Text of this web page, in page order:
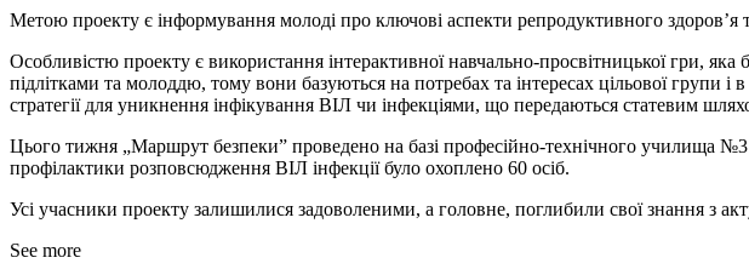
Метою проекту є інформування молоді про ключові аспекти репродуктивного
Особливістю проекту є використання інтерактивної навчально-просвітницької гри,
підлітками та молоддю, тому вони базуються на потребах та інтересах цільової групи
стратегії для уникнення інфікування ВІЛ чи інфекціями, що передаються статевим
Цього тижня „Маршрут безпеки” проведено на базі професійно-технічного училища
профілактики розповсюдження ВІЛ інфекції було охоплено 60 осіб.
Усі учасники проекту залишилися задоволеними, а головне, поглибили свої знання з
See more